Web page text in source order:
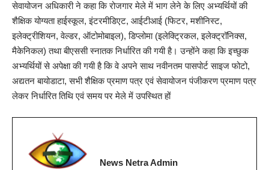
सेवायोजन अधिकारी ने कहा कि रोजगार मेले में भाग लेने के लिए अभ्यर्थियों की
शैक्षिक योग्यता हाईस्कूल, इंटरमीडिएट, आईटीआई (फिटर, मशीनिस्ट,
इलेक्ट्रीशियन, वेल्डर, ऑटोमोबाइल), डिप्लोमा (इलेक्ट्रिकल, इलेक्ट्रॉनिक्स,
मैकेनिकल) तथा बीएससी स्नातक निर्धारित की गयी है। उन्होंने कहा कि इच्छुक
अभ्यर्थियों से अपेक्षा की गयी है कि वे अपने साथ नवीनतम पासपोर्ट साइज फोटो,
अद्यतन बायोडाटा, सभी शैक्षिक प्रमाण पत्र एवं सेवायोजन पंजीकरण प्रमाण पत्र
लेकर निर्धारित तिथि एवं समय पर मेले में उपस्थित हों
News Netra Admin